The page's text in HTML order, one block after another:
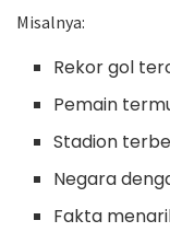
Misalnya:
Rekor gol
Pemain
Stadion
Negara
Fakta